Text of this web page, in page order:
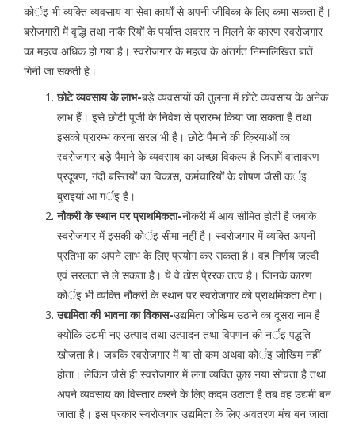
कोर्इ भी व्यक्ति व्यवसाय या सेवा कार्यों से अपनी जीविका के लिए कमा सकता है।
बरोजगारी में वृद्धि तथा नाकै रियों के पर्याप्त अवसर न मिलने के कारण स्वरोजगार
का महत्व अधिक हो गया है। स्वरोजगार के महत्व के अंतर्गत निम्नलिखित बातें
गिनी जा सकती हे।
छोटे व्यवसाय के लाभ-बड़े व्यवसायों की तुलना में छोटे व्यवसाय के अनेक
लाभ हैं। इसे छोटी पूजी के निवेश से प्रारम्भ किया जा सकता है तथा
इसको प्रारम्भ करना सरल भी है। छोटे पैमाने की क्रियाओं का
स्वरोजगार बड़े पैमाने के व्यवसाय का अच्छा विकल्प है जिसमें वातावरण
प्रदूषण, गंदी बस्तियों का विकास, कर्मचारियों के शोषण जैसी कर्इ
बुराइयां आ गर्इ हैं।
नौकरी के स्थान पर प्राथमिकता-नौकरी में आय सीमित होती है जबकि
स्वरोजगार में इसकी कोर्इ सीमा नहीं है। स्वरोजगार में व्यक्ति अपनी
प्रतिभा का अपने लाभ के लिए प्रयोग कर सकता है। वह निर्णय जल्दी
एवं सरलता से ले सकता है। ये वे ठोस पे्ररक तत्व है। जिनके कारण
कोर्इ भी व्यक्ति नौकरी के स्थान पर स्वरोजगार को प्राथमिकता देगा।
उद्यमिता की भावना का विकास-उद्यमिता जोखिम उठाने का दूसरा नाम है
क्योंकि उद्यमी नए उत्पाद तथा उत्पादन तथा विपणन की नर्इ पद्धति
खोजता है। जबकि स्वरोजगार में या तो कम अथवा कोर्इ जोखिम नहीं
होता। लेकिन जैसे ही स्वरोजगार में लगा व्यक्ति कुछ नया सोचता है तथा
अपने व्यवसाय का विस्तार करने के लिए कदम उठाता है तब वह उद्यमी बन
जाता है। इस प्रकार स्वरोजगार उद्यमिता के लिए अवतरण मंच बन जाता